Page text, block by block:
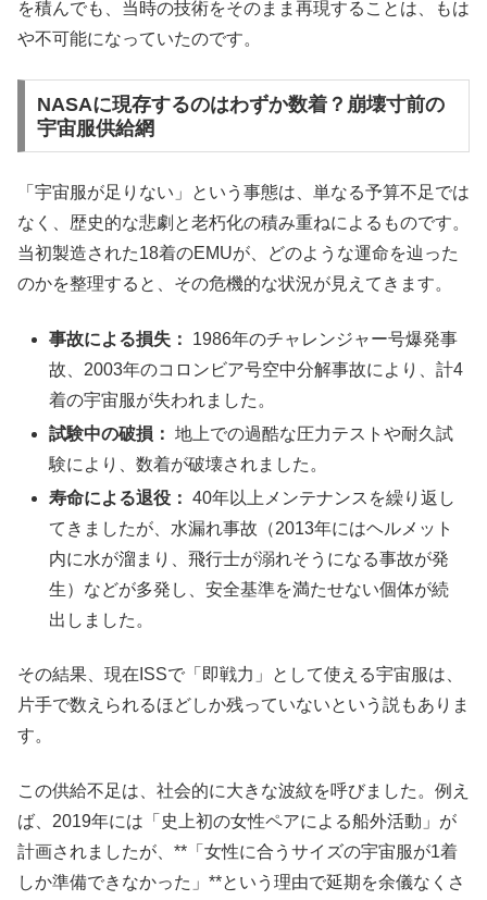
を積んでも、当時の技術をそのまま再現することは、もは
や不可能になっていたのです。
NASAに現存するのはわずか数着？崩壊寸前の
宇宙服供給網
「宇宙服が足りない」という事態は、単なる予算不足では
なく、歴史的な悲劇と老朽化の積み重ねによるものです。
当初製造された18着のEMUが、どのような運命を辿った
のかを整理すると、その危機的な状況が見えてきます。
事故による損失：
1986年のチャレンジャー号爆発事
故、2003年のコロンビア号空中分解事故により、計4
着の宇宙服が失われました。
試験中の破損： 地上での過酷な圧力テストや耐久試
験により、数着が破壊されました。
寿命による退役： 40年以上メンテナンスを繰り返し
てきましたが、水漏れ事故（2013年にはヘルメット
内に水が溜まり、飛行士が溺れそうになる事故が発
生）などが多発し、安全基準を満たせない個体が続
出しました。
その結果、現在ISSで「即戦力」として使える宇宙服は、
片手で数えられるほどしか残っていないという説もありま
す。
この供給不足は、社会的に大きな波紋を呼びました。例え
ば、2019年には「史上初の女性ペアによる船外活動」が
計画されましたが、**「女性に合うサイズの宇宙服が1着
しか準備できなかった」**という理由で延期を余儀なくさ